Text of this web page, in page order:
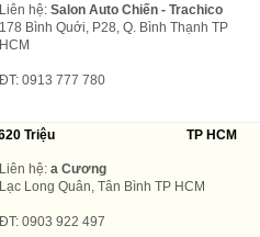
Liên hệ: Salon Auto Chiến - Trachico
178 Bình Quới, P28, Q. Bình Thạnh TP
HCM
ĐT: 0913 777 780
Triệu TP HCM
Liên hệ: a Cương
Lạc Long Quân, Tân Bình TP HCM
ĐT: 0903 922 497